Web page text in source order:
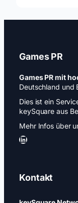
Games PR
Games PR mit
Deutschland und
Dies ist ein
keySquare aus
Mehr Infos über
LinkedIn
Kontakt